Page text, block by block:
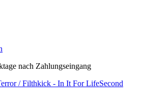
nach Zahlungseingang
Second